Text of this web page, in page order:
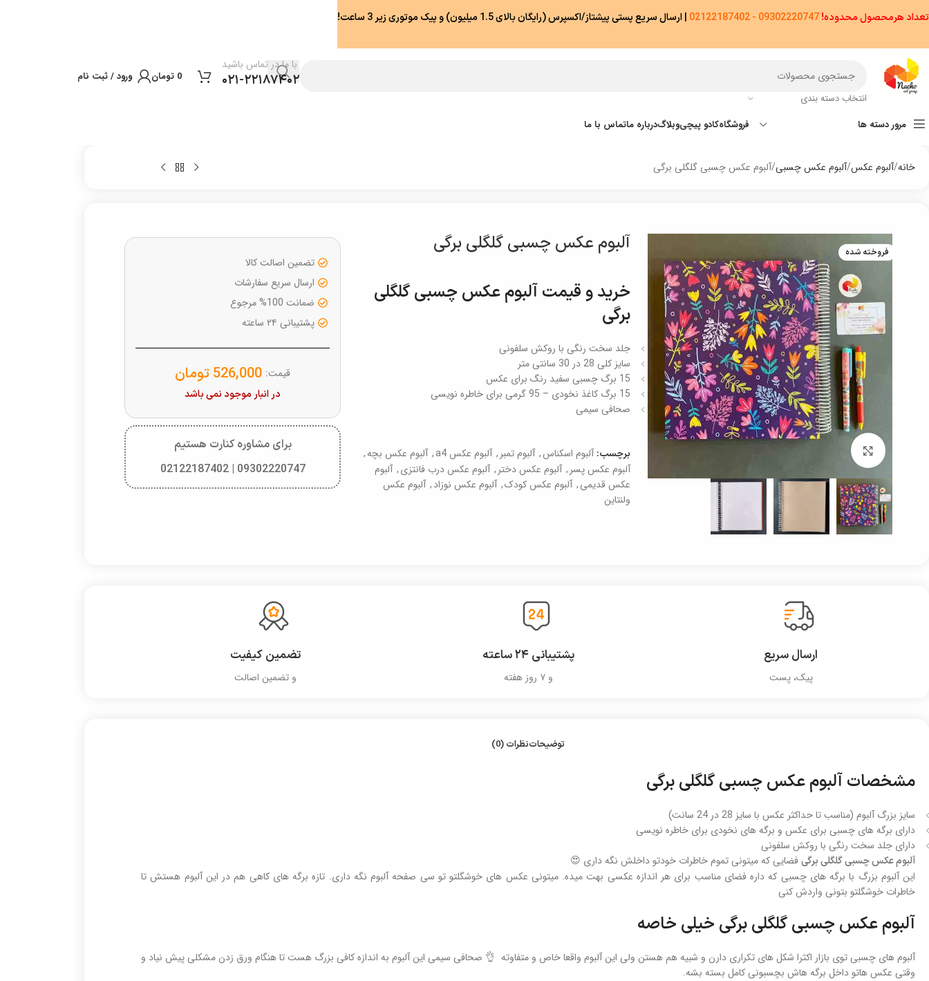
انتخاب دسته بندی
با ما در تماس باشید
۰۲۱-۲۲۱۸۷۴۰۲ 0 تومان ورود / ثبت نام
مرور دسته ها فروشگاهکادو پیچیوبلاگدرباره ماتماس با ما
خانه آلبوم عکس آلبوم عکس چسبی آلبوم عکس چسبی گلگلی برگی
فروخته شده
آلبوم عکس چسبی گلگلی برگی
خرید و قیمت آلبوم عکس چسبی گلگلی
برگی
جلد سخت رنگی با روکش سلفونی
سایز کلی 28 در 30 سانتی متر
15 برگ چسبی سفید رنگ برای عکس
15 برگ کاغذ نخودی – 95 گرمی برای خاطره نویسی
صحافی سیمی
برچسب: آلبوم اسکناس, آلبوم تمبر , آلبوم عکس a4 , آلبوم عکس بچه,
آلبوم عکس پسر , آلبوم عکس دختر , آلبوم عکس درب فانتزی, آلبوم
عکس قدیمی, آلبوم عکس کودک, آلبوم عکس نوزاد, آلبوم عکس
ولنتاین
تضمین اصالت کالا
ارسال سریع سفارشات
ضمانت 100% مرجوع
پشتیبانی ۲۴ ساعته
قیمت: 526,000 تومان
در انبار موجود نمی باشد
برای مشاوره کنارت هستیم
09302220747 | 02122187402
ارسال سریع
پیک، پست
پشتیبانی ۲۴ ساعته
و ۷ روز هفته
تضمین کیفیت
و تضمین اصالت
توضیحاتنظرات (0)
مشخصات آلبوم عکس چسبی گلگلی برگی
سایز بزرگ آلبوم (مناسب تا حداکثر عکس با سایز 28 در 24 سانت)
دارای برگه های چسبی برای عکس و برگه های نخودی برای خاطره نویسی
دارای جلد سخت رنگی با روکش سلفونی
آلبوم عکس چسبی گلگلی برگیفضایی که میتونی تموم خاطرات خودتو داخلش نگه داری 😍
این آلبوم بزرگ با برگه های چسبی که داره فضای مناسب برای هر اندازه عکسی بهت میده. میتونی عکس های خوشگلتو تو سی صفحه آلبوم نگه داری. تازه برگه های کاهی هم در این آلبوم هستش تا
خاطرات خوشگلتو بتونی واردش کنی
آلبوم عکس چسبی گلگلی برگی خیلی خاصه
آلبوم های چسبی توی بازار اکثرا شکل های تکراری دارن و شبیه هم هستن ولی این آلبوم واقعا خاص و متفاوته 👌 صحافی سیمی این آلبوم به اندازه کافی بزرگ هست تا هنگام ورق زدن مشکلی پیش نیاد و
وقتی عکس هاتو داخل برگه هاش بچسبونی کامل بسته بشه.
تعداد هرمحصول محدوده!09302220747 - 02122187402
|ارسال سریع پستی پیشتاز/اکسپرس (رایگان بالای 1.5 میلیون) و پیک موتوری زیر 3 ساعت!